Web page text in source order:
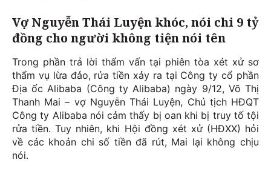
Vợ Nguyễn Thái Luyện khóc, nói chi 9 tỷ
đồng cho người không tiện nói tên
Trong phần trả lời thẩm vấn tại phiên tòa xét xử sơ
thẩm vụ lừa đảo, rửa tiền xảy ra tại Công ty cổ phần
Địa ốc Alibaba (Công ty Alibaba) ngày 9/12, Võ Thị
Thanh Mai – vợ Nguyễn Thái Luyện, Chủ tịch HĐQT
Công ty Alibaba nói cảm thấy bị oan khi bị truy tố tội
rửa tiền. Tuy nhiên, khi Hội đồng xét xử (HĐXX) hỏi
về các khoản chi số tiền đã rút, Mai lại không chịu
nói.